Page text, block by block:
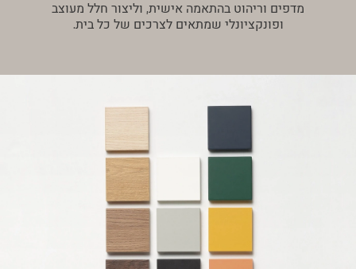
מדפים וריהוט בהתאמה אישית, וליצור חלל מעוצב
ופונקציונלי שמתאים לצרכים של כל בית.